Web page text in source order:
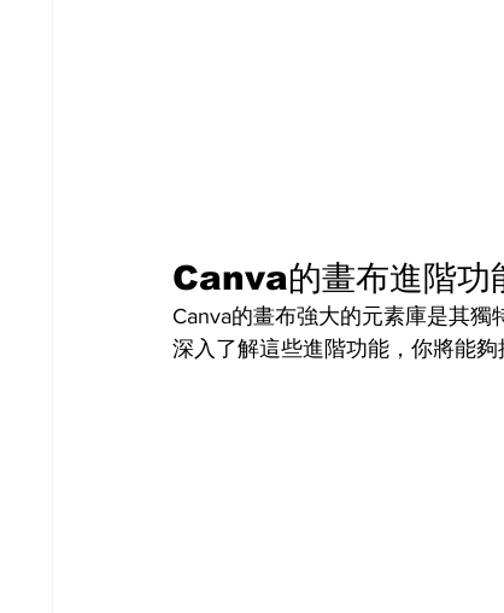
Canva的畫布進階功
Canva的畫布強大的元素庫是其
深入了解這些進階功能，你將能